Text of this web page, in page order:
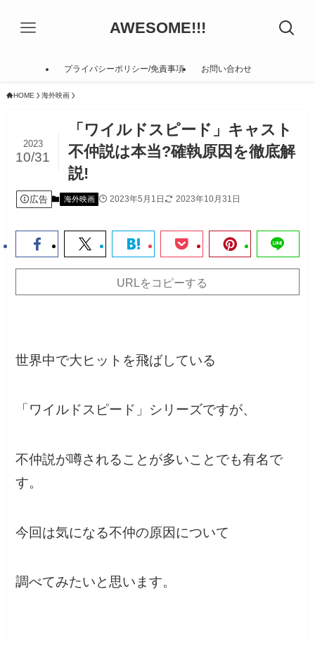
AWESOME!!!
プライバシーポリシー/免責事項 お問い合わせ
HOME 海外映画
「ワイルドスピード」キャスト
不仲説は本当?確執原因を徹底解
説!
2023
10/31
広告 海外映画 2023年5月1日 2023年10月31日
URLをコピーする
世界中で大ヒットを飛ばしている
「ワイルドスピード」シリーズですが、
不仲説が噂されることが多いことでも有名で
す。
今回は気になる不仲の原因について
調べてみたいと思います。